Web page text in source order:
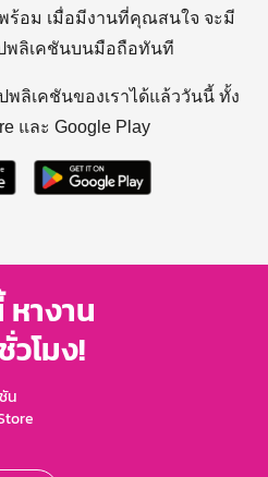
ร้อม เมื่อมีงานที่คุณสนใจ จะมี
พลิเคชันบนมือถือทันที
พลิเคชันของเราได้แล้ววันนี้ ทั้ง
และ Google Play
างาน
วโมง!
น